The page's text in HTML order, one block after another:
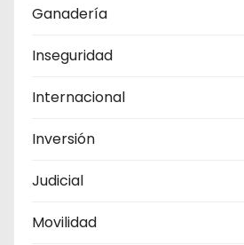
Ganadería
Inseguridad
Internacional
Inversión
Judicial
Movilidad